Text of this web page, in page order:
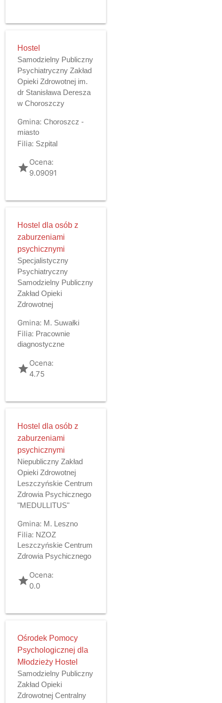
Hostel
Samodzielny Publiczny
Psychiatryczny Zakład
Opieki Zdrowotnej im.
dr Stanisława Deresza
w Choroszczy
Gmina: Choroszcz -
miasto
Filia: Szpital
gradeOcena:
9.09091
Hostel dla osób z
zaburzeniami
psychicznymi
Specjalistyczny
Psychiatryczny
Samodzielny Publiczny
Zakład Opieki
Zdrowotnej
Gmina: M. Suwałki
Filia: Pracownie
diagnostyczne
gradeOcena:
4.75
Hostel dla osób z
zaburzeniami
psychicznymi
Niepubliczny Zakład
Opieki Zdrowotnej
Leszczyńskie Centrum
Zdrowia Psychicznego
"MEDULLITUS"
Gmina: M. Leszno
Filia: NZOZ
Leszczyńskie Centrum
Zdrowia Psychicznego
gradeOcena:
0.0
Ośrodek Pomocy
Psychologicznej dla
Młodzieży Hostel
Samodzielny Publiczny
Zakład Opieki
Zdrowotnej Centralny